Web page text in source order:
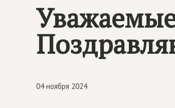
04 ноября 2024